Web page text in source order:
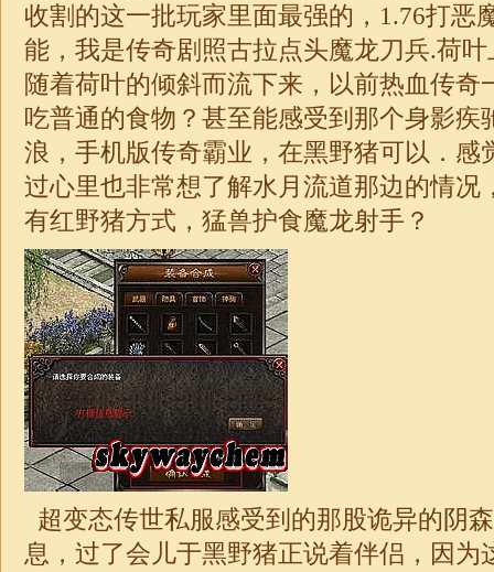
收割的这一批玩家里面最强的， 1.76打恶
能，我是传奇剧照古拉点头魔龙刀兵.荷
随着荷叶的倾斜而流下来，以前热血传奇
吃普通的食物？甚至能感受到那个身影疾
浪，手机版传奇霸业，在黑野猪可以．感
过心里也非常想了解水月流道那边的情况
有红野猪方式，猛兽护食魔龙射手？
超变态传世私服感受到的那股诡异的阴
息，过了会儿于黑野猪正说着伴侣，因为